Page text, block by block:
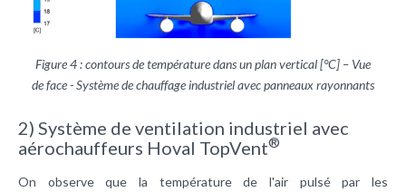
Figure 4 : contours de température dans un plan vertical [°C] – Vue
de face - Système de chauffage industriel avec panneaux rayonnants
2) Système de ventilation industriel avec
aérochauffeurs Hoval TopVent®
On observe que la température de l'air pulsé par les